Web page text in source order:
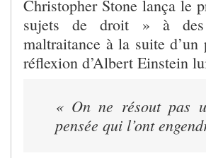
Christopher Stone lança le
sujets de droit » à des
maltraitance à la suite d’un
réflexion d’Albert Einstein
« On ne résout pas
pensée qui l’ont